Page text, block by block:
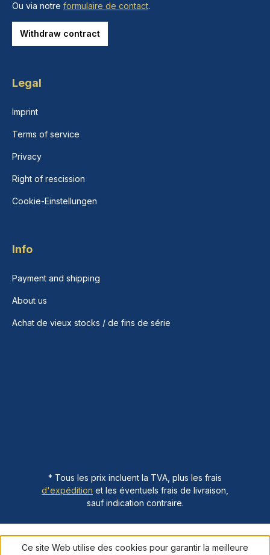
Ou via notre formulaire de contact.
Withdraw contract
Legal
Imprint
Terms of service
Privacy
Right of rescission
Cookie-Einstellungen
Info
Payment and shipping
About us
Achat de vieux stocks / de fins de série
* Tous les prix incluent la TVA, plus les frais
d'expédition et les éventuels frais de livraison,
sauf indication contraire.
Ce site Web utilise des cookies pour garantir la meilleure